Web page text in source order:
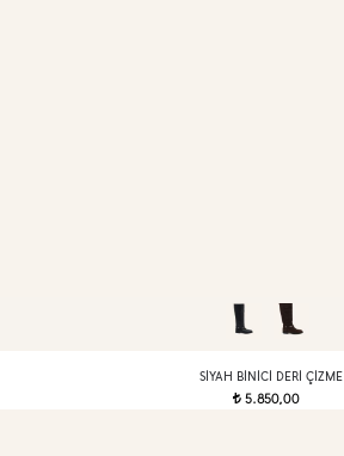
SIYAH BINICI DERI ÇIZME
t 5.850,00